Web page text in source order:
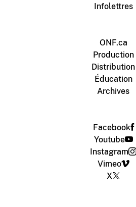
Infolettres
ONF.ca
Production
Distribution
Éducation
Archives
Facebook
Youtube
Instagram
Vimeo
X